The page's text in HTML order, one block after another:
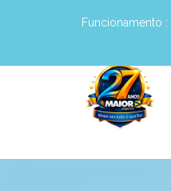
Funcionamento :